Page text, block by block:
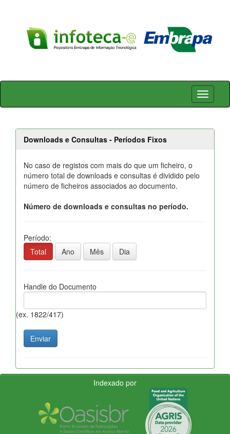
Skip
Downloads e Consultas - Períodos Fixos
No caso de registos com mais do que um ficheiro, o
número total de downloads e consultas é dividido pelo
número de ficheiros associados ao documento.
Número de downloads e consultas no período.
Período:
Total
Ano Mês Dia
Handle do Documento
(ex. 1822/417)
Indexado por